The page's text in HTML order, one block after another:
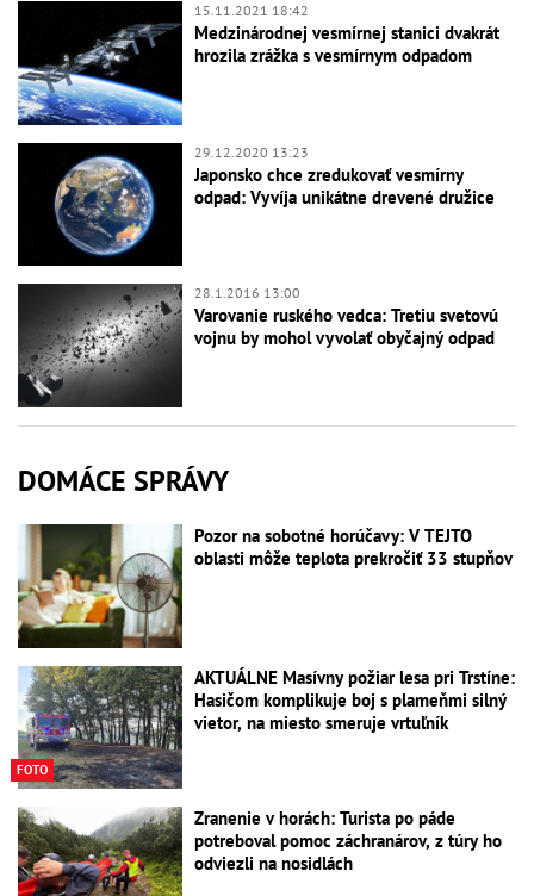
15.11.2021 18:42
Medzinárodnej vesmírnej stanici dvakrát
hrozila zrážka s vesmírnym odpadom
29.12.2020 13:23
Japonsko chce zredukovať vesmírny
odpad: Vyvíja unikátne drevené družice
28.1.2016 13:00
Varovanie ruského vedca: Tretiu svetovú
vojnu by mohol vyvolať obyčajný odpad
DOMÁCE SPRÁVY
Pozor na sobotné horúčavy: V TEJTO
oblasti môže teplota prekročiť 33 stupňov
FOTO
AKTUÁLNE Masívny požiar lesa pri Trstíne:
Hasičom komplikuje boj s plameňmi silný
vietor, na miesto smeruje vrtuľník
Zranenie v horách: Turista po páde
potreboval pomoc záchranárov, z túry ho
odviezli na nosidlách